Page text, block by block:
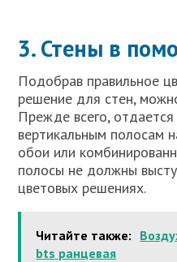
3. Стены в
Подобрав правильное
решение для стен,
Прежде всего,
вертикальным полосам
обои или
полосы не должны
цветовых решениях.
Читайте также:
bts ранцевая